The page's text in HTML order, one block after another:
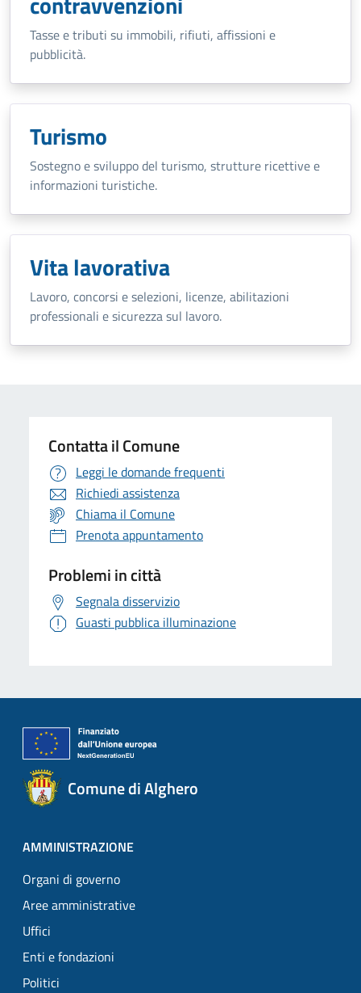
Tasse e tributi su immobili, rifiuti, affissioni e
pubblicità.
Turismo
Sostegno e sviluppo del turismo, strutture ricettive e
informazioni turistiche.
Vita lavorativa
Lavoro, concorsi e selezioni, licenze, abilitazioni
professionali e sicurezza sul lavoro.
Contatta il Comune
Leggi le domande frequenti
Richiedi assistenza
Chiama il Comune
Prenota appuntamento
Problemi in città
Segnala disservizio
Guasti pubblica illuminazione
Comune di Alghero
AMMINISTRAZIONE
Organi di governo
Aree amministrative
Uffici
Enti e fondazioni
Politici